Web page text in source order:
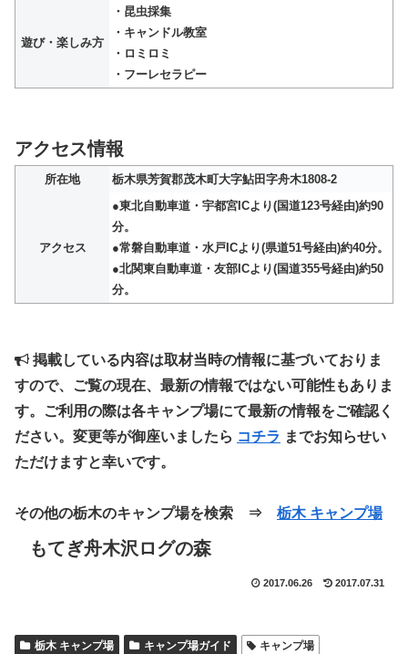
遊び・楽しみ方
・昆虫採集
・キャンドル教室
・ロミロミ
・フーレセラピー
アクセス情報
所在地 栃木県芳賀郡茂木町大字鮎田字舟木1808-2
アクセス
●東北自動車道・宇都宮ICより(国道123号経由)約90
分。
●常磐自動車道・水戸ICより(県道51号経由)約40分。
●北関東自動車道・友部ICより(国道355号経由)約50
分。
掲載している内容は取材当時の情報に基づいておりま
すので、ご覧の現在、最新の情報ではない可能性もありま
す。ご利用の際は各キャンプ場にて最新の情報をご確認く
ださい。変更等が御座いましたら コチラ までお知らせい
ただけますと幸いです。
その他の栃木のキャンプ場を検索 ⇒ 栃木 キャンプ場
もてぎ舟木沢ログの森
2017.06.26 2017.07.31
栃木 キャンプ場 キャンプ場ガイド
キャンプ場